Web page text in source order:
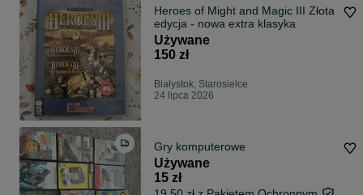
Heroes of Might and Magic III Złota
edycja - nowa extra klasyka
Używane
150 zł
Białystok, Starosielce
24 lipca 2026
Gry komputerowe
Używane
15 zł